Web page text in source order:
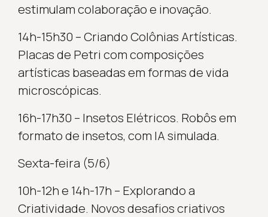
estimulam colaboração e inovação.
14h-15h30 – Criando Colônias Artísticas.
Placas de Petri com composições
artísticas baseadas em formas de vida
microscópicas.
16h-17h30 – Insetos Elétricos. Robôs em
formato de insetos, com IA simulada.
Sexta-feira (5/6)
10h-12h e 14h-17h – Explorando a
Criatividade. Novos desafios criativos